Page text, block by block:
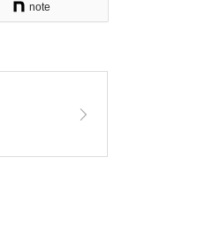
note